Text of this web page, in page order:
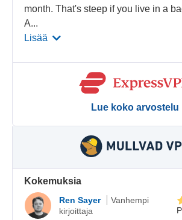
month. That's steep if you live in a
A...
Lisää
Lue koko arvostelu
Kokemuksia
Ren Sayer
Vanhempi
kirjoittaja